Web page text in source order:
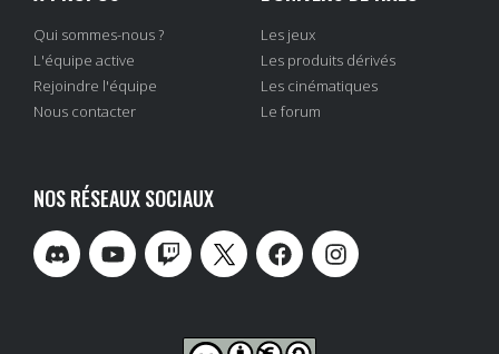
Qui sommes-nous ?
L'équipe active
Rejoindre l'équipe
Nous contacter
Les jeux
Les produits dérivés
Les cinématiques
Le forum
NOS RÉSEAUX SOCIAUX